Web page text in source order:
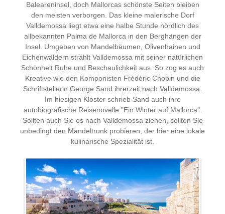
Baleareninsel, doch Mallorcas schönste Seiten bleiben
den meisten verborgen. Das kleine malerische Dorf
Valldemossa liegt etwa eine halbe Stunde nördlich des
allbekannten Palma de Mallorca in den Berghängen der
Insel. Umgeben von Mandelbäumen, Olivenhainen und
Eichenwäldern strahlt Valldemossa mit seiner natürlichen
Schönheit Ruhe und Beschaulichkeit aus. So zog es auch
Kreative wie den Komponisten Frédéric Chopin und die
Schriftstellerin George Sand ihrerzeit nach Valldemossa.
Im hiesigen Kloster schrieb Sand auch ihre
autobiografische Reisenovelle "Ein Winter auf Mallorca".
Sollten auch Sie es nach Valldemossa ziehen, sollten Sie
unbedingt den Mandeltrunk probieren, der hier eine lokale
kulinarische Spezialität ist.